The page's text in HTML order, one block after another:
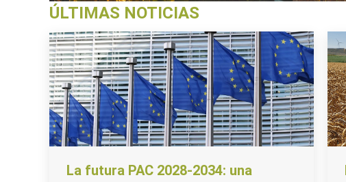
ÚLTIMAS NOTICIAS
La futura PAC 2028-2034: una